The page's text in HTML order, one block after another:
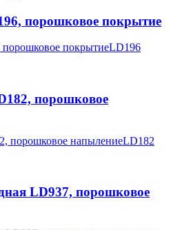
порошковое покрытие
LD196
порошковое
LD182
LD937, порошковое